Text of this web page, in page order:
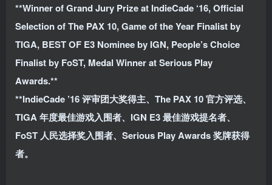
**Winner of Grand Jury Prize at IndieCade ‘16, Official
Selection of The PAX 10, Game of the Year Finalist by
TIGA, BEST OF E3 Nominee by IGN, People’s Choice
Finalist by FoST, Medal Winner at Serious Play
Awards.**
**IndieCade ’16 评审团大奖得主、The PAX 10 官方评选、
TIGA 年度最佳游戏入围者、IGN E3 最佳游戏提名者、
FoST 人民选择奖入围者、Serious Play Awards 奖牌获得
者。